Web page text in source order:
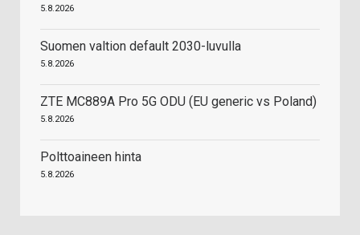
5.8.2026
Suomen valtion default 2030-luvulla
5.8.2026
ZTE MC889A Pro 5G ODU (EU generic vs Poland)
5.8.2026
Polttoaineen hinta
5.8.2026